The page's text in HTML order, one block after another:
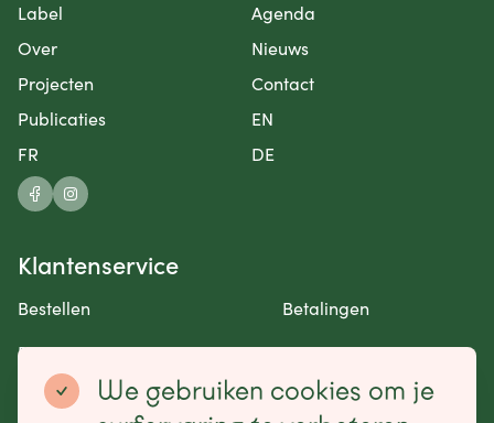
Label
Agenda
Over
Nieuws
Projecten
Contact
Publicaties
EN
FR
DE
Klantenservice
Bestellen
Betalingen
Retourneren en garantie
Contact opnemen
We gebruiken cookies om je